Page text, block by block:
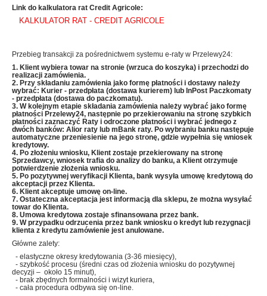
Link do kalkulatora rat Credit Agricole:
KALKULATOR RAT - CREDIT AGRICOLE
Przebieg transakcji za pośrednictwem systemu e-raty w Przelewy24:
1. Klient wybiera towar na stronie (wrzuca do koszyka) i przechodzi do
realizacji zamówienia.
2. Przy składaniu zamówienia jako formę płatności i dostawy należy
wybrać: Kurier - przedpłata (dostawa kurierem) lub InPost Paczkomaty
- przedpłata (dostawa do paczkomatu).
3. W kolejnym etapie składania zamówienia należy wybrać jako formę
płatności Przelewy24, następnie po przekierowaniu na stronę szybkich
płatności zaznaczyć Raty i odroczone płatności i wybrać jednego z
dwóch banków: Alior raty lub mBank raty. Po wybraniu banku następuje
automatyczne przeniesienie na jego stronę, gdzie wypełnia się wniosek
kredytowy.
4. Po złożeniu wniosku, Klient zostaje przekierowany na stronę
Sprzedawcy, wniosek trafia do analizy do banku, a Klient otrzymuje
potwierdzenie złożenia wniosku.
5. Po pozytywnej weryfikacji Klienta, bank wysyła umowę kredytową do
akceptacji przez Klienta.
6. Klient akceptuje umowę on-line.
7. Ostateczna akceptacja jest informacją dla sklepu, że można wysyłać
towar do Klienta.
8. Umowa kredytowa zostaje sfinansowana przez bank.
9. W przypadku odrzucenia przez bank wniosku o kredyt lub rezygnacji
klienta z kredytu zamówienie jest anulowane.
Główne zalety:
- elastyczne okresy kredytowania (3-36 miesięcy),
- szybkość procesu (średni czas od złożenia wniosku do pozytywnej
decyzji – około 15 minut),
- brak zbędnych formalności i wizyt kuriera,
- cała procedura odbywa się on-line.